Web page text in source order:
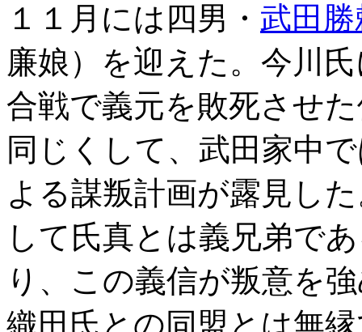
１１月には四男・ 武田勝
廉娘）を迎えた。今川
合戦で義元を敗死させ
同じくして、武田家中
よる謀叛計画が露見し
して氏真とは義兄弟で
り、この義信が叛意を
織田氏との同盟とは無